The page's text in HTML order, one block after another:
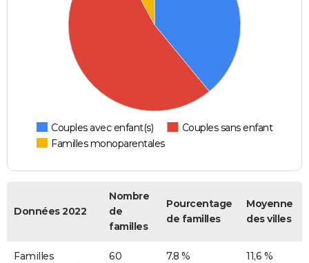
Couples avec enfant(s)
Couples sans enfant
Familles monoparentales
Données 2022
Nombre
de
familles
Pourcentage
de familles
Moyenne
des villes
Familles
60 7.8 % 11,6 %